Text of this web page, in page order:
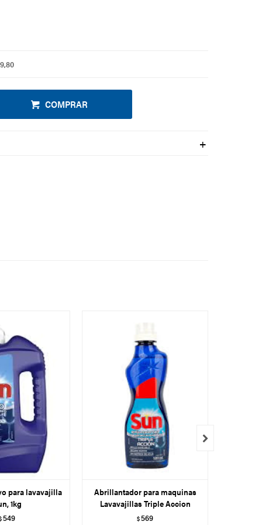
COMPRAR
para lavavajilla
1kg
549
Abrillantador para maquinas
Lavavajillas Triple Accion
$569
